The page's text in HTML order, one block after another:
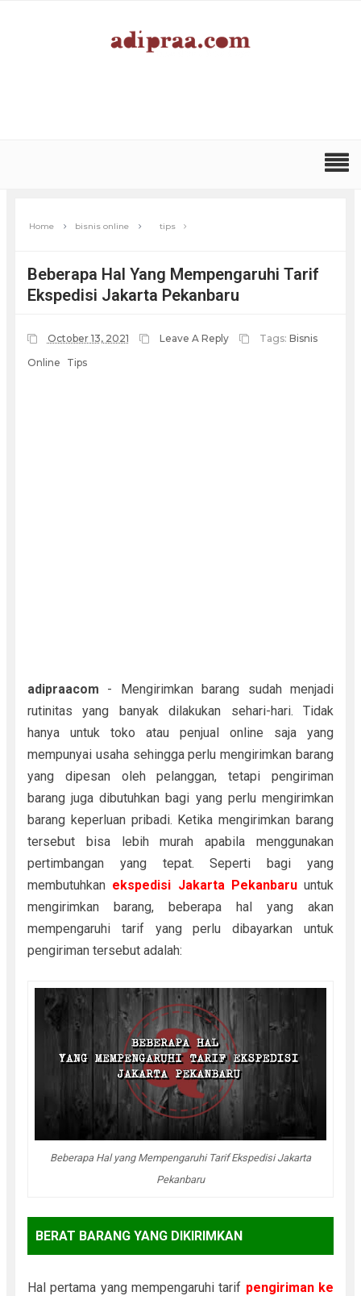
Home bisnis online tips
Beberapa Hal Yang Mempengaruhi Tarif
Ekspedisi Jakarta Pekanbaru
October 13, 2021 Leave A Reply Tags: Bisnis
Online
Tips
adipraacom - Mengirimkan barang sudah menjadi
rutinitas yang banyak dilakukan sehari-hari. Tidak
hanya untuk toko atau penjual online saja yang
mempunyai usaha sehingga perlu mengirimkan barang
yang dipesan oleh pelanggan, tetapi pengiriman
barang juga dibutuhkan bagi yang perlu mengirimkan
barang keperluan pribadi. Ketika mengirimkan barang
tersebut bisa lebih murah apabila menggunakan
pertimbangan yang tepat. Seperti bagi yang
membutuhkan ekspedisi Jakarta Pekanbaruuntuk
mengirimkan barang, beberapa hal yang akan
mempengaruhi tarif yang perlu dibayarkan untuk
pengiriman tersebut adalah:
Beberapa Hal yang Mempengaruhi Tarif Ekspedisi Jakarta
Pekanbaru
BERAT BARANG YANG DIKIRIMKAN
Hal pertama yang mempengaruhi tarif pengiriman ke